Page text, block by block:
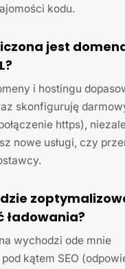
kodu.
jest
i hostingu
skonfiguruję
https),
nowe usługi, czy
ładowania?
wychodzi ode mnie
kątem SEO